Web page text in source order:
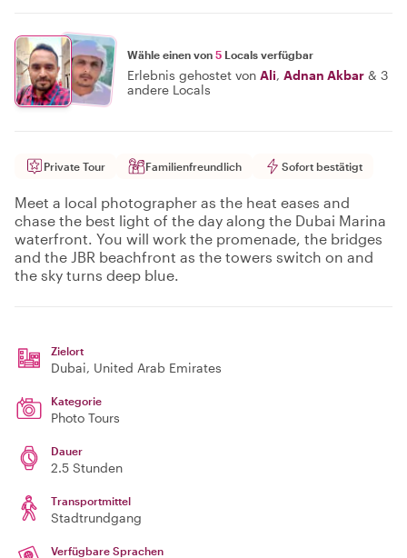
Wähle einen von 5 Locals verfügbar
Erlebnis gehostet von Ali, Adnan Akbar & 3
andere Locals
Private Tour Familienfreundlich Sofort bestätigt
Meet a local photographer as the heat eases and
chase the best light of the day along the Dubai Marina
waterfront. You will work the promenade, the bridges
and the JBR beachfront as the towers switch on and
the sky turns deep blue.
Zielort
Dubai, United Arab Emirates
Kategorie
Photo Tours
Dauer
2.5 Stunden
Transportmittel
Stadtrundgang
Verfügbare Sprachen